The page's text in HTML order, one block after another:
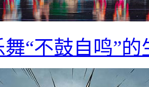
舞“不鼓自鸣”